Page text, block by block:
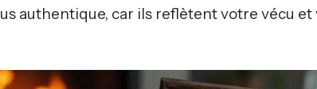
authentique, car ils reflètent votre vécu et